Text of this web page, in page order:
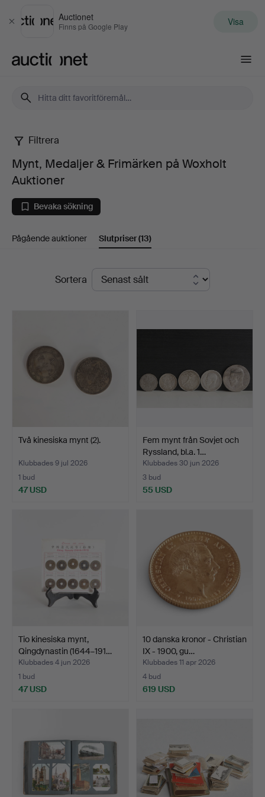
Stäng
Auctionet
Finns på Google Play Visa
Mynt,
Medaljer
&
Frimärken
Woxholt
Filtrera
Mynt, Medaljer & Frimärken på Woxholt
Auktioner
Bevaka sökning
Pågående auktioner Slutpriser(13)
SlutpriserSortera
Två kinesiska mynt (2).
Klubbades 9 jul 2026
1 bud
47 USD
Fem mynt från Sovjet och
Ryssland, bl.a. 1…
Klubbades 30 jun 2026
3 bud
55 USD
Tio kinesiska mynt,
Qingdynastin (1644–191…
Klubbades 4 jun 2026
1 bud
47 USD
10 danska kronor - Christian
IX - 1900, gu…
Klubbades 11 apr 2026
4 bud
619 USD